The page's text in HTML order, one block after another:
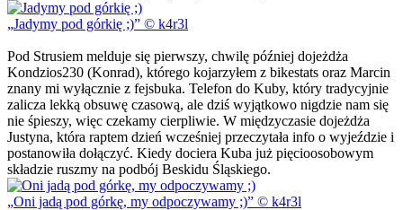
Jadymy pod górkię ;) © k4r3l
Pod Strusiem melduje się pierwszy, chwilę później dojeżdża
Kondzios230 (Konrad), którego kojarzyłem z bikestats oraz Marcin
znany mi wyłącznie z fejsbuka. Telefon do Kuby, który tradycyjnie
zalicza lekką obsuwę czasową, ale dziś wyjątkowo nigdzie nam się
nie śpieszy, więc czekamy cierpliwie. W międzyczasie dojeżdża
Justyna, która raptem dzień wcześniej przeczytała info o wyjeździe i
postanowiła dołączyć. Kiedy dociera Kuba już pięcioosobowym
składzie ruszmy na podbój Beskidu Śląskiego.
Oni jadą pod górkę, my odpoczywamy ;) © k4r3l